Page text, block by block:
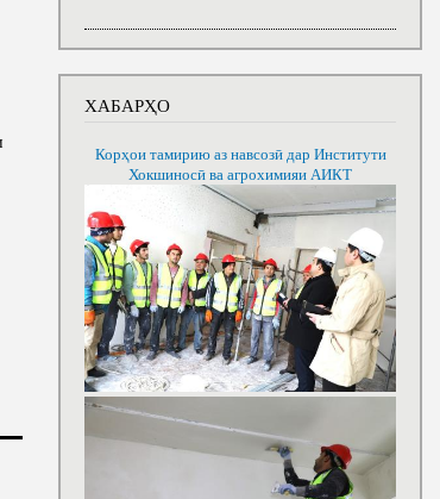
ХАБАРҲО
Корҳои тамирию аз навсозӣ дар Институти
Хокшиносӣ ва агрохимияи АИКТ